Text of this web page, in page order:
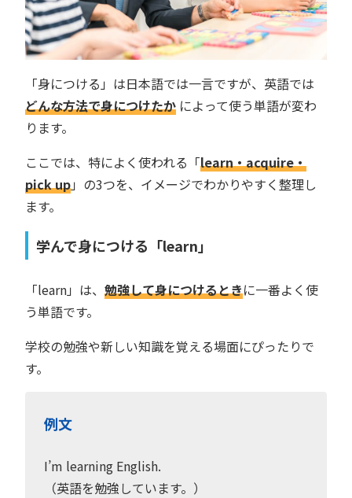
「身につける」は日本語では一言ですが、英語では
どんな方法で身につけたか によって使う単語が変わ
ります。
ここでは、特によく使われる「learn・acquire・
pick up」の3つを、イメージでわかりやすく整理し
ます。
学んで身につける「learn」
「learn」は、 勉強して身につけるときに一番よく使
う単語です。
学校の勉強や新しい知識を覚える場面にぴったりで
す。
例文
I’m learning English.
（英語を勉強しています。）